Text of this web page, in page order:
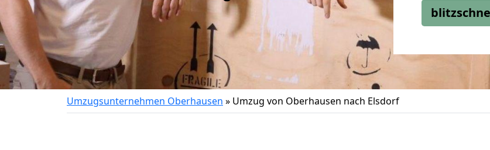
Umzugsunternehmen Oberhausen » Umzug von Oberhausen nach Elsdorf